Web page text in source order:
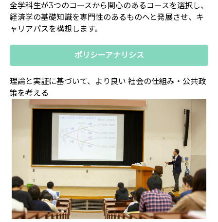
全学科生が3つのコースから関心のあるコースを選択し、
経済学の基礎知識を専門性のあるものへと発展させ、キ
ャリアパスを構想します。
ポリシーアナリシス
理論と実証に基づいて、より良い 社会の仕組み・公共政
策を考える